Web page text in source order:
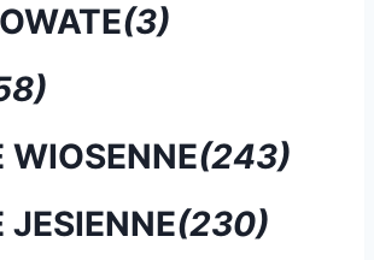
(3)
WIOSENNE(243)
JESIENNE(230)